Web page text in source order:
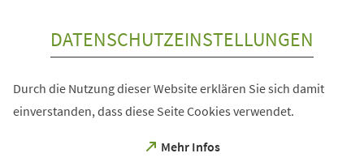
DATENSCHUTZEINSTELLUNGEN
Durch die Nutzung dieser Website erklären Sie sich damit
einverstanden, dass diese Seite Cookies verwendet.
Mehr Infos
(Öffnet